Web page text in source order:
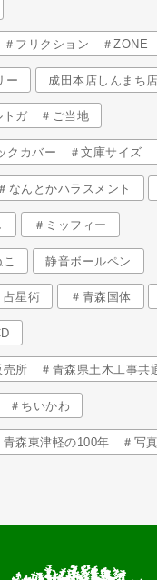
フリクション ＃ZONE
ー 成田本店しんまち店
トガ ＃ご当地
クカバー ＃文庫サイズ
＃なんとかハラスメント
＃ミッフィー
静音ボールペン
星術 ＃青森国体
売所 ＃青森県土木工事共
＃ちいかわ
森東津軽の100年 ＃写